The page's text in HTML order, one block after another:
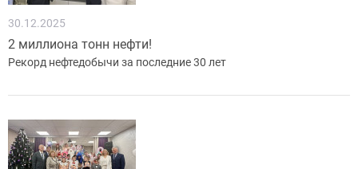
30.12.2025
2 миллиона тонн нефти!
Рекорд нефтедобычи за последние 30 лет